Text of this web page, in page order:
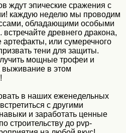
ждут эпические сражения с
каждую неделю мы проводим
обладающими особыми
древнего дракона,
артефакты, или сумеречного
тени для защиты.
мощные трофеи и
в этом
в наших еженедельных
с другими
и заработать ценные
строительству до pvp-